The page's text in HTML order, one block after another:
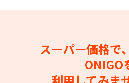
スーパー価格で
ONIGO